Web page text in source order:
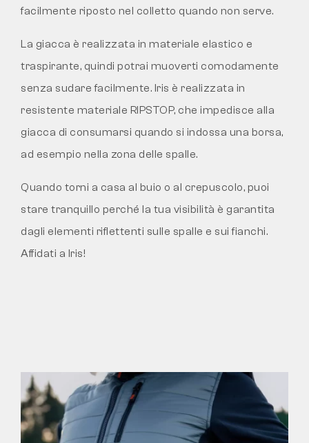
facilmente riposto nel colletto quando non serve.
La giacca è realizzata in materiale elastico e
traspirante, quindi potrai muoverti comodamente
senza sudare facilmente. Iris è realizzata in
resistente materiale RIPSTOP, che impedisce alla
giacca di consumarsi quando si indossa una borsa,
ad esempio nella zona delle spalle.
Quando torni a casa al buio o al crepuscolo, puoi
stare tranquillo perché la tua visibilità è garantita
dagli elementi riflettenti sulle spalle e sui fianchi.
Affidati a Iris!